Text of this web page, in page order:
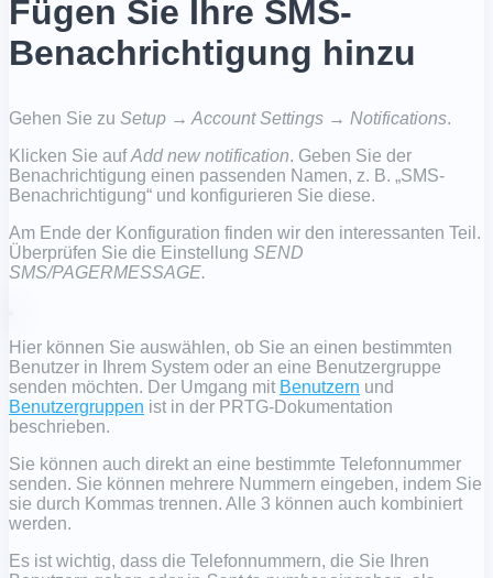
Fügen Sie Ihre SMS-
Benachrichtigung hinzu
Gehen Sie zu Setup → Account Settings → Notifications.
Klicken Sie aufAdd new notification. Geben Sie der
Benachrichtigung einen passenden Namen, z. B. „SMS-
Benachrichtigung“ und konfigurieren Sie diese.
Am Ende der Konfiguration finden wir den interessanten Teil.
Überprüfen Sie die Einstellung SEND
SMS/PAGERMESSAGE.
Hier können Sie auswählen, ob Sie an einen bestimmten
Benutzer in Ihrem System oder an eine Benutzergruppe
senden möchten. Der Umgang mit Benutzern und
Benutzergruppen ist in der PRTG-Dokumentation
beschrieben.
Sie können auch direkt an eine bestimmte Telefonnummer
senden. Sie können mehrere Nummern eingeben, indem Sie
sie durch Kommas trennen. Alle 3 können auch kombiniert
werden.
Es ist wichtig, dass die Telefonnummern, die Sie Ihren